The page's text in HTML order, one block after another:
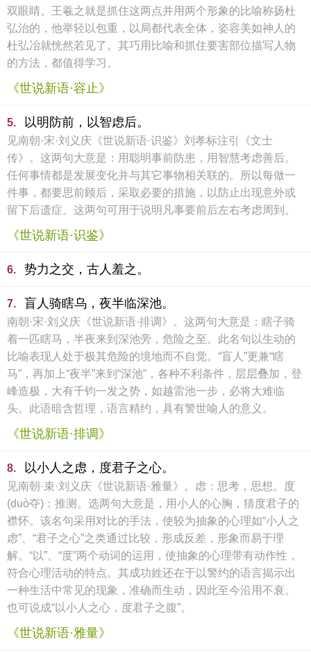
双眼睛。王羲之就是抓住这两点并用两个形象的比喻称扬杜
弘治的，他举轻以包重，以局都代表全体，姿容美如神人的
杜弘冶就恍然若见了。其巧用比喻和抓住要害部位描写人物
的方法，都值得学习。
《世说新语·容止》
5. 以明防前，以智虑后。
见南朝·宋·刘义庆《世说新语·识鉴》刘孝标注引《文士
传》。这两句大意是：用聪明事前防患，用智慧考虑善后。
任何事情都是发展变化并与其它事物相关联的。所以每做一
件事，都要思前顾后，采取必要的措施，以防止出现意外或
留下后遗症。这两句可用于说明凡事要前后左右考虑周到。
《世说新语·识鉴》
6. 势力之交，古人羞之。
7. 盲人骑瞎乌，夜半临深池。
南朝·宋·刘义庆《世说新语·排调》。这两句大意是：瞎子骑
着一匹瞎马，半夜来到深池旁，危险之至。此名句以生动的
比喻表现人处于极其危险的境地而不自觉。“盲人”更兼“瞎
马”，再加上“夜半”来到“深池”，各种不利条件，层层叠加，登
峰造极，大有千钧一发之势，如越雷池一步，必将大难临
头。此语暗含哲理，语言精约，具有警世喻人的意义。
《世说新语·排调》
8. 以小人之虑，度君子之心。
见南朝·束·刘义庆《世说新语·雅量》。虑：思考，思想。度
(duò夺)：推测。选两句大意是，用小人的心胸，猜度君子的
襟怀。该名句采用对比的手法，使较为抽象的心理如“小人之
虑”、“君子之心”之类通过比较，形成反差，形象而易于理
解。“以”、“度”两个动词的运用，使抽象的心理带有动作性，
符合心理活动的特点。其成功姓还在于以警约的语言揭示出
一种生活中常见的现象，准确而生动，因此至今沿用不衰。
也可说成“以小人之心，度君子之腹”。
《世说新语·雅量》